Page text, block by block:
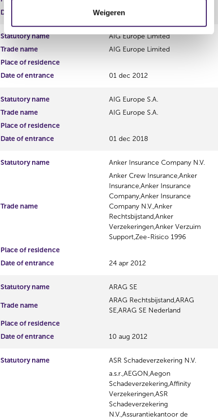
t
i
Weigeren
Date of entrance
12 jul 2007
Statutory name
AIG Europe Limited
Trade name
AIG Europe Limited
Place of residence
Date of entrance
01 dec 2012
Statutory name
AIG Europe S.A.
Trade name
AIG Europe S.A.
Place of residence
Date of entrance
01 dec 2018
Statutory name Anker Insurance Company N.V.
Trade name
Anker Crew Insurance,Anker
Insurance,Anker Insurance
Company,Anker Insurance
Company N.V.,Anker
Rechtsbijstand,Anker
Verzekeringen,Anker Verzuim
Support,Zee-Risico 1996
Place of residence
Date of entrance
24 apr 2012
Statutory name ARAG SE
Trade name
ARAG Rechtsbijstand,ARAG
SE,ARAG SE Nederland
Place of residence
Date of entrance
10 aug 2012
Statutory name ASR Schadeverzekering N.V.
a.s.r.,AEGON,Aegon
Schadeverzekering,Affinity
Verzekeringen,ASR
Schadeverzekering
N.V.,Assurantiekantoor de